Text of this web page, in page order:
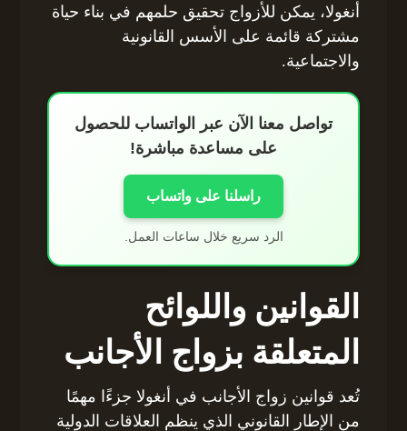
أنغولا، يمكن للأزواج تحقيق حلمهم في بناء حياة
مشتركة قائمة على الأسس القانونية
والاجتماعية.
تواصل معنا الآن عبر الواتساب للحصول
على مساعدة مباشرة!
راسلنا على واتساب
الرد سريع خلال ساعات العمل.
القوانين واللوائح
المتعلقة بزواج الأجانب
تُعد قوانين زواج الأجانب في أنغولا جزءًا مهمًا
من الإطار القانوني الذي ينظم العلاقات الدولية